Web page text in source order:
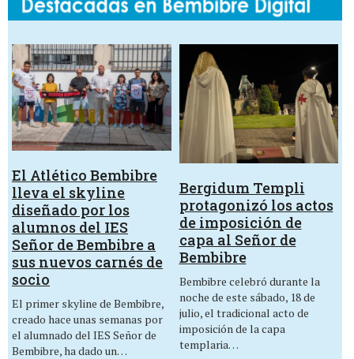
El Atlético Bembibre
lleva el skyline
diseñado por los
alumnos del IES
Señor de Bembibre a
sus nuevos carnés de
socio
El primer skyline de Bembibre,
creado hace unas semanas por
el alumnado del IES Señor de
Bembibre, ha dado un…
Bergidum Templi
protagonizó los actos
de imposición de
capa al Señor de
Bembibre
Bembibre celebró durante la
noche de este sábado, 18 de
julio, el tradicional acto de
imposición de la capa
templaria…